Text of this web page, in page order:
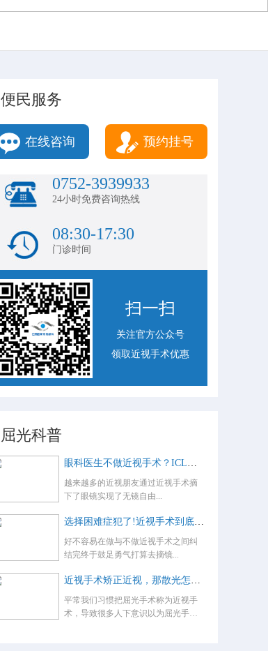
便民服务
在线咨询 预约挂号
0752-3939933
24小时免费咨询热线
08:30-17:30
门诊时间
扫一扫
关注官方公众号
领取近视手术优惠
屈光科普
眼科医生不做近视手术？ICL比激光手术好？这些近视手术谣言，别再信了！
越来越多的近视朋友通过近视手术摘
下了眼镜实现了无镜自由...
选择困难症犯了!近视手术到底怎么选？
好不容易在做与不做近视手术之间纠
结完终于鼓足勇气打算去摘镜...
近视手术矫正近视，那散光怎么办，术后还要戴眼镜吗？
平常我们习惯把屈光手术称为近视手
术，导致很多人下意识以为屈光手术